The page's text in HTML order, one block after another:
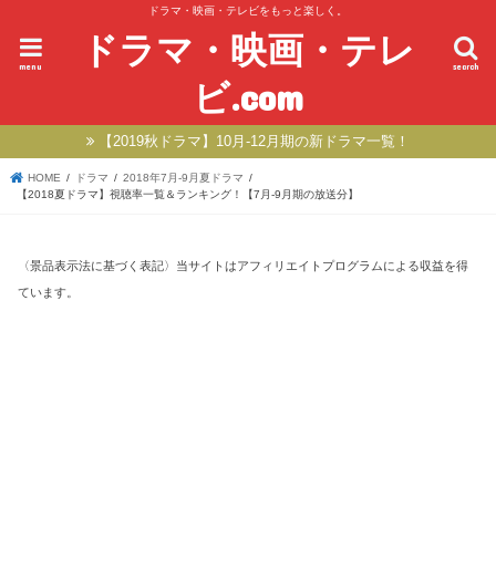
ドラマ・映画・テレビをもっと楽しく。
ドラマ・映画・テレ
ビ.com
search
menu
【2019秋ドラマ】10月-12月期の新ドラマ一覧！
HOME ドラマ
2018年7月-9月夏ドラマ
【2018夏ドラマ】視聴率一覧＆ランキング！【7月-9月期の放送分】
〈景品表示法に基づく表記〉当サイトはアフィリエイトプログラムによる収益を得
ています。